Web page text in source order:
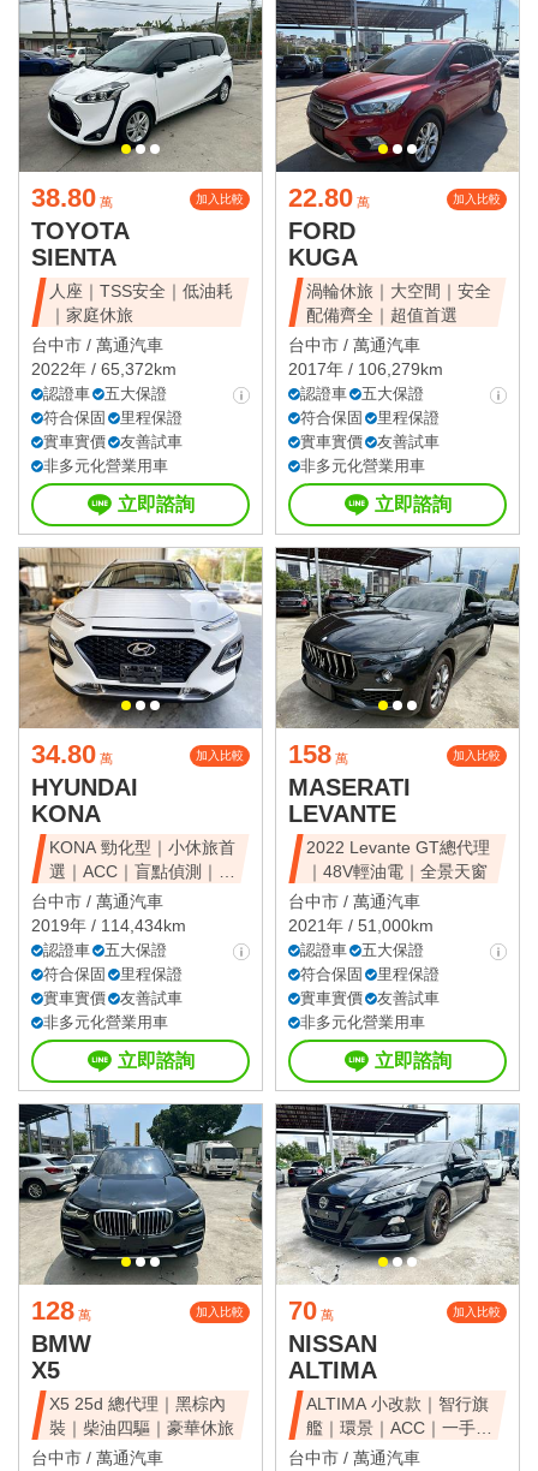
38.80 萬 加入比較
TOYOTA
SIENTA
人座｜TSS安全｜低油耗
｜家庭休旅
台中市 / 萬通汽車
2022年 / 65,372km
認證車
五大保證
符合保固
里程保證
實車實價
友善試車
非多元化營業用車
立即諮詢
22.80 萬 加入比較
FORD
KUGA
渦輪休旅｜大空間｜安全
配備齊全｜超值首選
台中市 / 萬通汽車
2017年 / 106,279km
認證車
五大保證
符合保固
里程保證
實車實價
友善試車
非多元化營業用車
立即諮詢
34.80 萬 加入比較
HYUNDAI
KONA
KONA 勁化型｜小休旅首
選｜ACC｜盲點偵測｜省
油好開
台中市 / 萬通汽車
2019年 / 114,434km
認證車
五大保證
符合保固
里程保證
實車實價
友善試車
非多元化營業用車
立即諮詢
158 萬 加入比較
MASERATI
LEVANTE
2022 Levante GT總代理
｜48V輕油電｜全景天窗
台中市 / 萬通汽車
2021年 / 51,000km
認證車
五大保證
符合保固
里程保證
實車實價
友善試車
非多元化營業用車
立即諮詢
128 萬 加入比較
BMW
X5
X5 25d 總代理｜黑棕內
裝｜柴油四驅｜豪華休旅
台中市 / 萬通汽車
70 萬 加入比較
NISSAN
ALTIMA
ALTIMA 小改款｜智行旗
艦｜環景｜ACC｜一手美
車
台中市 / 萬通汽車